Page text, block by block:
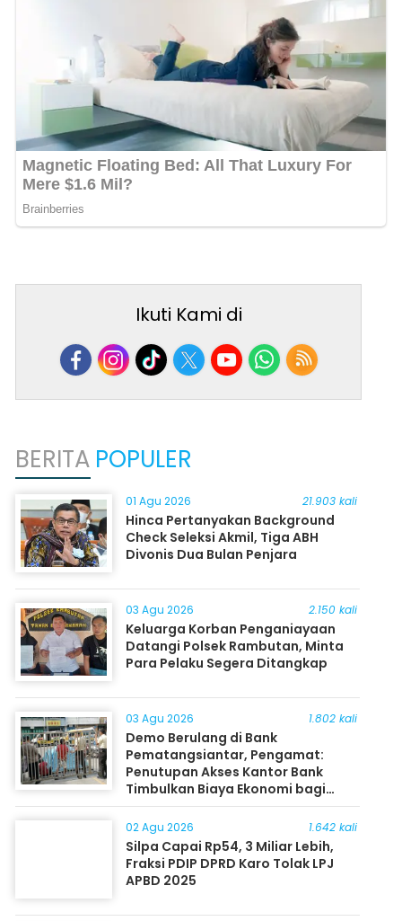
Ikuti Kami di
BERITA POPULER
01 Agu 2026 21.903 kali
Hinca Pertanyakan Background
Check Seleksi Akmil, Tiga ABH
Divonis Dua Bulan Penjara
03 Agu 2026 2.150 kali
Keluarga Korban Penganiayaan
Datangi Polsek Rambutan, Minta
Para Pelaku Segera Ditangkap
03 Agu 2026 1.802 kali
Demo Berulang di Bank
Pematangsiantar, Pengamat:
Penutupan Akses Kantor Bank
Timbulkan Biaya Ekonomi bagi
Masyarakat
02 Agu 2026 1.642 kali
Silpa Capai Rp54, 3 Miliar Lebih,
Fraksi PDIP DPRD Karo Tolak LPJ
APBD 2025